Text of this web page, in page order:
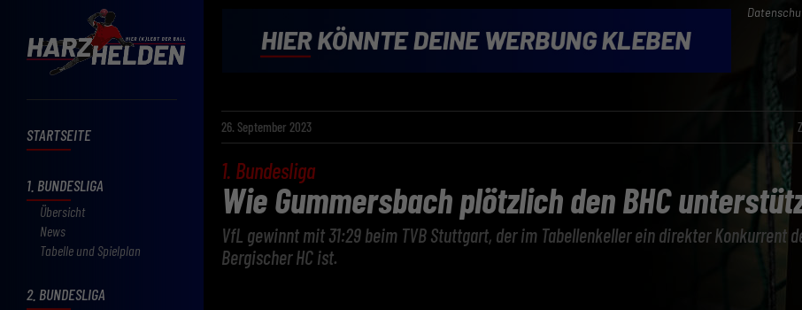
STARTSEITE
1. BUNDESLIGA
Übersicht
News
Tabelle und Spielplan
2. BUNDESLIGA
26. September 2023
1. Bundesliga
Wie Gummersbach plötzlich den BHC
VfL gewinnt mit 31:29 beim TVB Stuttgart, der im Tabellenkeller ein direkter Konkurrent
Bergischer HC ist.